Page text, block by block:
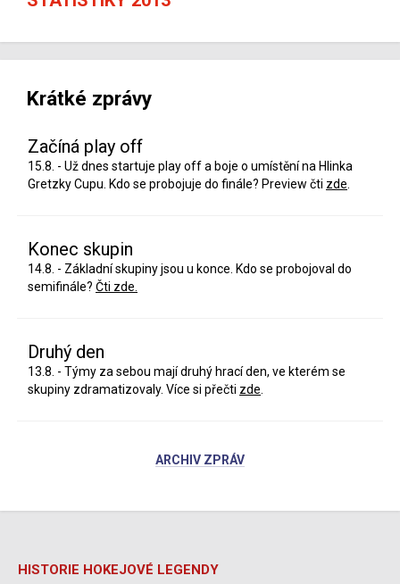
Krátké zprávy
Začíná play off
15.8. - Už dnes startuje play off a boje o umístění na Hlinka
Gretzky Cupu. Kdo se probojuje do finále? Preview čti zde
Konec skupin
14.8. - Základní skupiny jsou u konce. Kdo se probojoval do
semifinále? Čti zde.
Druhý den
13.8. - Týmy za sebou mají druhý hrací den, ve kterém se
skupiny zdramatizovaly. Více si přečti zde
ARCHIV ZPRÁV
HISTORIE HOKEJOVÉ LEGENDY